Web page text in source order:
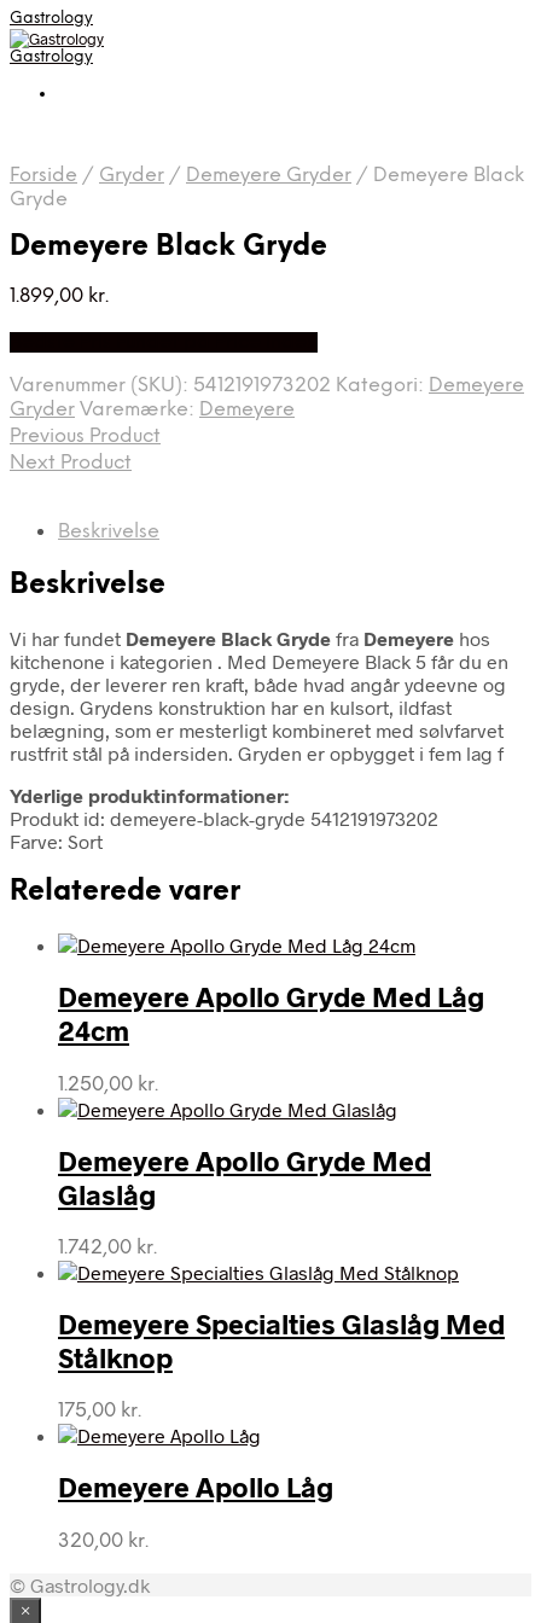
Gastrology
Gastrology
Forside / Gryder / Demeyere Gryder / Demeyere Black
Gryde
Demeyere Black Gryde
1.899,00 kr.
Varenummer (SKU): 5412191973202 Kategori: Demeyere
Gryder Varemærke: Demeyere
Previous Product
Next Product
Beskrivelse
Beskrivelse
Vi har fundet Demeyere Black Gryde fra Demeyere hos
kitchenone i kategorien . Med Demeyere Black 5 får du en
gryde, der leverer ren kraft, både hvad angår ydeevne og
design. Grydens konstruktion har en kulsort, ildfast
belægning, som er mesterligt kombineret med sølvfarvet
rustfrit stål på indersiden. Gryden er opbygget i fem lag f
Yderlige produktinformationer:
Produkt id: demeyere-black-gryde 5412191973202
Farve: Sort
Relaterede varer
Demeyere Apollo Gryde Med Låg
24cm
1.250,00 kr.
Demeyere Apollo Gryde Med
Glaslåg
1.742,00 kr.
Demeyere Specialties Glaslåg Med
Stålknop
175,00 kr.
Demeyere Apollo Låg
320,00 kr.
© Gastrology.dk
×